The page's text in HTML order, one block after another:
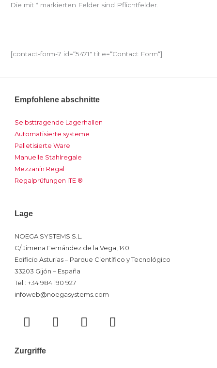
Die mit * markierten Felder sind Pflichtfelder.
[contact-form-7 id=“5471″ title=“Contact Form“]
Empfohlene abschnitte
Selbsttragende Lagerhallen
Automatisierte systeme
Palletisierte Ware
Manuelle Stahlregale
Mezzanin Regal
Regalprüfungen ITE ®
Lage
NOEGA SYSTEMS S.L.
C/ Jimena Fernández de la Vega, 140
Edificio Asturias – Parque Científico y Tecnológico
33203 Gijón – España
Tel.: +34 984 190 927
infoweb@noegasystems.com
T
w
t
F
a
L
i
Y
o
Zurgriffe